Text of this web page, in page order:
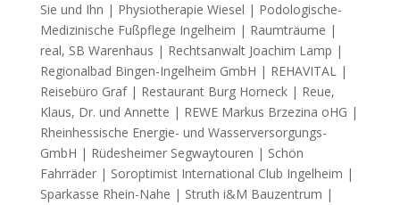
Sie und Ihn | Physiotherapie Wiesel | Podologische-
Medizinische Fußpflege Ingelheim | Raumträume |
real, SB Warenhaus | Rechtsanwalt Joachim Lamp |
Regionalbad Bingen-Ingelheim GmbH | REHAVITAL |
Reisebüro Graf | Restaurant Burg Horneck | Reue,
Klaus, Dr. und Annette | REWE Markus Brzezina oHG |
Rheinhessische Energie- und Wasserversorgungs-
GmbH | Rüdesheimer Segwaytouren | Schön
Fahrräder | Soroptimist International Club Ingelheim |
Sparkasse Rhein-Nahe | Struth i&M Bauzentrum |